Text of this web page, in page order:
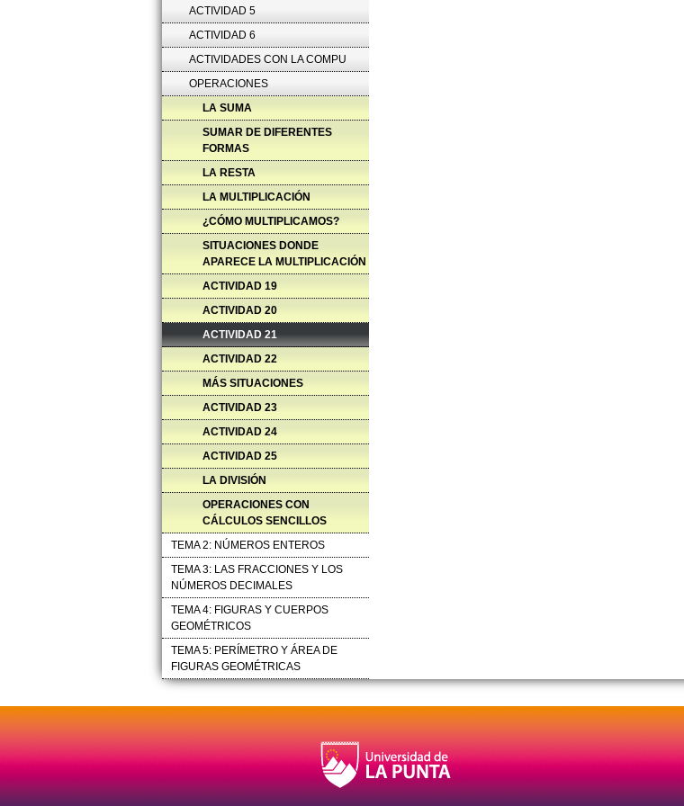
ACTIVIDAD 5
ACTIVIDAD 6
ACTIVIDADES CON LA COMPU
OPERACIONES
LA SUMA
SUMAR DE DIFERENTES
FORMAS
LA RESTA
LA MULTIPLICACIÓN
¿CÓMO MULTIPLICAMOS?
SITUACIONES DONDE
APARECE LA MULTIPLICACIÓN
ACTIVIDAD 19
ACTIVIDAD 20
ACTIVIDAD 21
ACTIVIDAD 22
MÁS SITUACIONES
ACTIVIDAD 23
ACTIVIDAD 24
ACTIVIDAD 25
LA DIVISIÓN
OPERACIONES CON
CÁLCULOS SENCILLOS
TEMA 2: NÚMEROS ENTEROS
TEMA 3: LAS FRACCIONES Y LOS
NÚMEROS DECIMALES
TEMA 4: FIGURAS Y CUERPOS
GEOMÉTRICOS
TEMA 5: PERÍMETRO Y ÁREA DE
FIGURAS GEOMÉTRICAS